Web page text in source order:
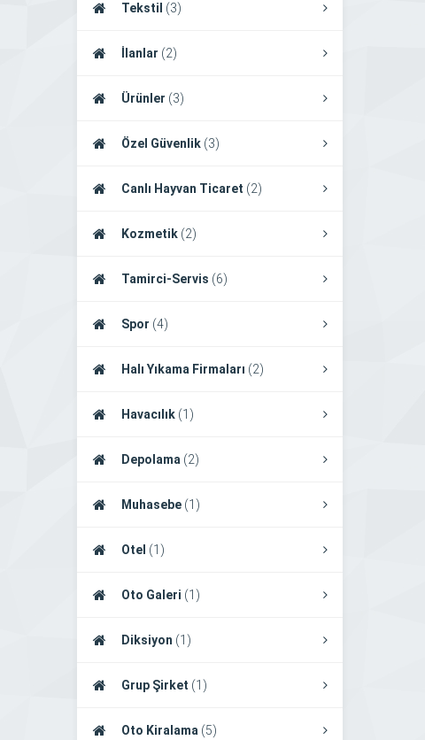
Tekstil (3)
İlanlar (2)
Ürünler (3)
Özel Güvenlik (3)
Canlı Hayvan Ticaret (2)
Kozmetik (2)
Tamirci-Servis (6)
Spor (4)
Halı Yıkama Firmaları (2)
Havacılık (1)
Depolama (2)
Muhasebe (1)
Otel (1)
Oto Galeri (1)
Diksiyon (1)
Grup Şirket (1)
Oto Kiralama (5)